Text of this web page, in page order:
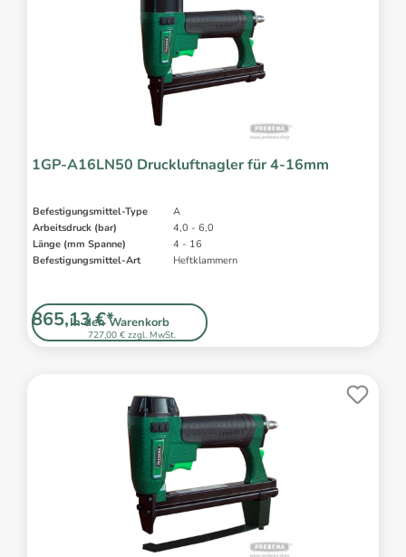
1GP-A16LN50 Druckluftnagler für 4-16mm
Befestigungsmittel-Type
A
Arbeitsdruck (bar)
4,0 - 6,0
Länge (mm Spanne)
4 - 16
Befestigungsmittel-Art
Heftklammern
In den Warenkorb
727,00 € zzgl. MwSt.
865,13 €*